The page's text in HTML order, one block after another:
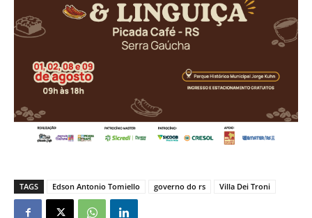
TAGS Edson Antonio Tomiello governo do rs Villa Dei Troni